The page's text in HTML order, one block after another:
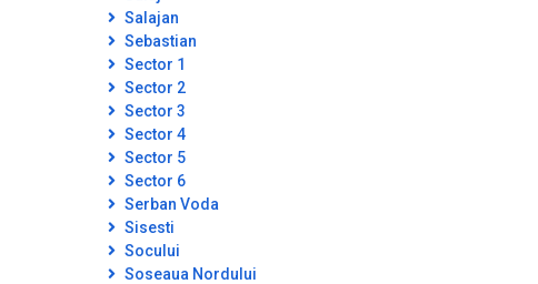
Salajan
Sebastian
Sector 1
Sector 2
Sector 3
Sector 4
Sector 5
Sector 6
Serban Voda
Sisesti
Socului
Soseaua Nordului